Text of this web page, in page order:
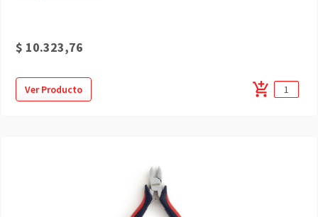
$ 10.323,76
Ver Producto add_shopping_cart